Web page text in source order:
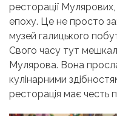
ресторації
епоху. Це не просто
музей галицького
Свого часу тут
Мулярова. Вона
кулінарними
ресторація має честь